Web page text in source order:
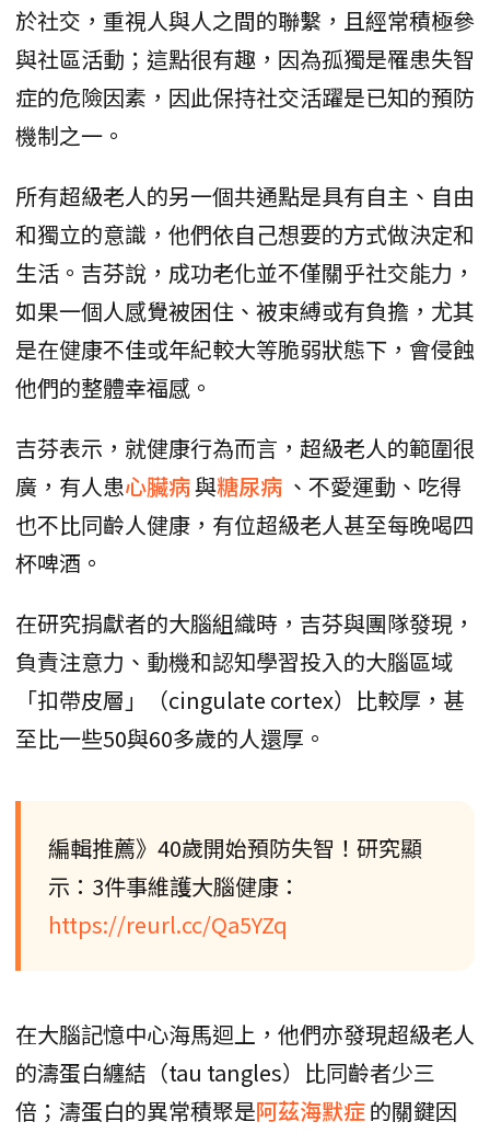
於社交，重視人與人之間的聯繫，且經常積極參
與社區活動；這點很有趣，因為孤獨是罹患失智
症的危險因素，因此保持社交活躍是已知的預防
機制之一。
所有超級老人的另一個共通點是具有自主、自由
和獨立的意識，他們依自己想要的方式做決定和
生活。吉芬說，成功老化並不僅關乎社交能力，
如果一個人感覺被困住、被束縛或有負擔，尤其
是在健康不佳或年紀較大等脆弱狀態下，會侵蝕
他們的整體幸福感。
吉芬表示，就健康行為而言，超級老人的範圍很
廣，有人患心臟病與糖尿病 、不愛運動、吃得
也不比同齡人健康，有位超級老人甚至每晚喝四
杯啤酒。
在研究捐獻者的大腦組織時，吉芬與團隊發現，
負責注意力、動機和認知學習投入的大腦區域
「扣帶皮層」（cingulate cortex）比較厚，甚
至比一些50與60多歲的人還厚。
編輯推薦》40歲開始預防失智！研究顯
示：3件事維護大腦健康：
https://reurl.cc/Qa5YZq
在大腦記憶中心海馬迴上，他們亦發現超級老人
的濤蛋白纏結（tau tangles）比同齡者少三
倍；濤蛋白的異常積聚是阿茲海默症的關鍵因